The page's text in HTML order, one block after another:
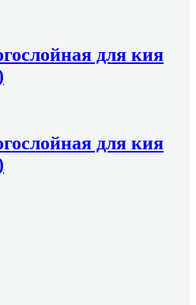
для кия
для кия